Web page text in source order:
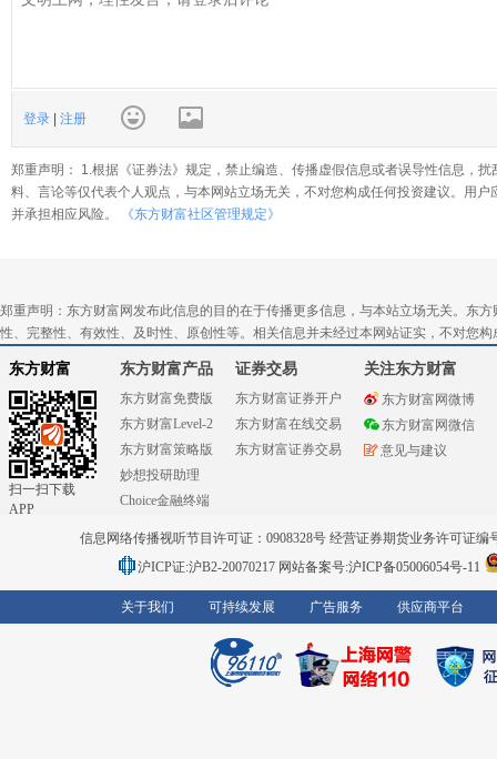
登录 | 注册
郑重声明： 1.根据《证券法》规定，禁止编造、传播虚假信息或者误导性信息，
料、言论等仅代表个人观点，与本网站立场无关，不对您构成任何投资建议。用
并承担相应风险。
《东方财富社区管理规定》
郑重声明：东方财富网发布此信息的目的在于传播更多信息，与本站立场无关。东
性、完整性、有效性、及时性、原创性等。相关信息并未经过本网站证实，不对您
东方财富
扫一扫下载
APP
东方财富产品
东方财富免费版
东方财富Level-2
东方财富策略版
妙想投研助理
Choice金融终端
证券交易
东方财富证券开户
东方财富在线交易
东方财富证券交易
关注东方财富
东方财富网微博
东方财富网微信
意见与建议
信息网络传播视听节目许可证：0908328号 经营证券期货业务许可证编
沪ICP证:沪B2-20070217 网站备案号:沪ICP备05006054号-11
关于我们 可持续发展 广告服务 供应商平台